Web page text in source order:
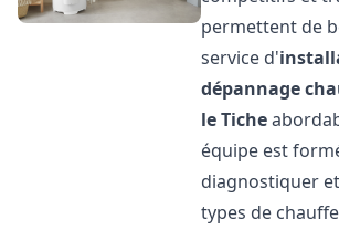
permettent de
service d'
dépannage
le Tiche
équipe est
diagnostiquer
types de